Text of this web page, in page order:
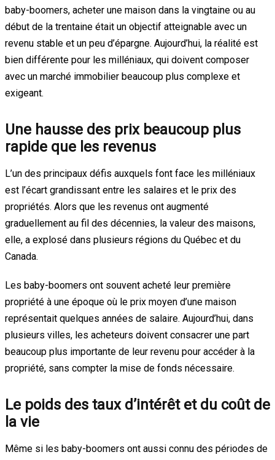
baby-boomers, acheter une maison dans la vingtaine ou au
début de la trentaine était un objectif atteignable avec un
revenu stable et un peu d’épargne. Aujourd’hui, la réalité est
bien différente pour les milléniaux, qui doivent composer
avec un marché immobilier beaucoup plus complexe et
exigeant.
Une hausse des prix beaucoup plus
rapide que les revenus
L’un des principaux défis auxquels font face les milléniaux
est l’écart grandissant entre les salaires et le prix des
propriétés. Alors que les revenus ont augmenté
graduellement au fil des décennies, la valeur des maisons,
elle, a explosé dans plusieurs régions du Québec et du
Canada.
Les baby-boomers ont souvent acheté leur première
propriété à une époque où le prix moyen d’une maison
représentait quelques années de salaire. Aujourd’hui, dans
plusieurs villes, les acheteurs doivent consacrer une part
beaucoup plus importante de leur revenu pour accéder à la
propriété, sans compter la mise de fonds nécessaire.
Le poids des taux d’intérêt et du coût de
la vie
Même si les baby-boomers ont aussi connu des périodes de